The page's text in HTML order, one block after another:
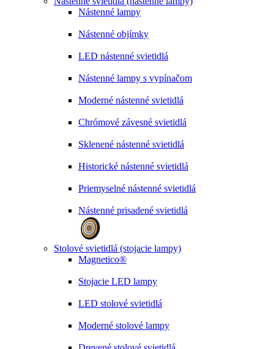
Nástenné lampy
Nástenné objímky
LED nástenné svietidlá
Nástenné lampy s vypínačom
Moderné nástenné svietidlá
Chrómové závesné svietidlá
Sklenené nástenné svietidlá
Historické nástenné svietidlá
Priemyselné nástenné svietidlá
Nástenné prisadené svietidlá
Stolové svietidlá (stojacie lampy)
Magnetico®
Stojacie LED lampy
LED stolové svietidlá
Moderné stolové lampy